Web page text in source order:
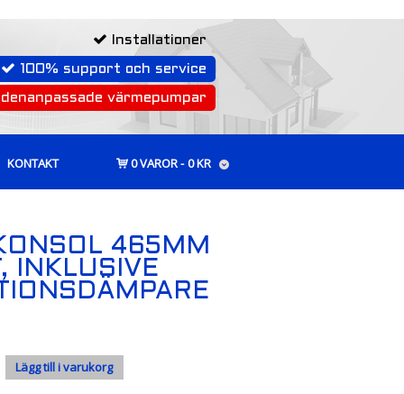
Installationer
100% support och service
värmepumpar
KONTAKT 0 VAROR 0 KR
465MM
INKLUSIVE
Lägg till i varukorg